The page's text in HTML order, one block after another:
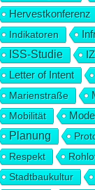
Hervestkonferenz
Indikatoren
ISS-Studie
Letter of Intent
Marienstraße
Mobilität
Planung
Respekt
Stadtbaukultur